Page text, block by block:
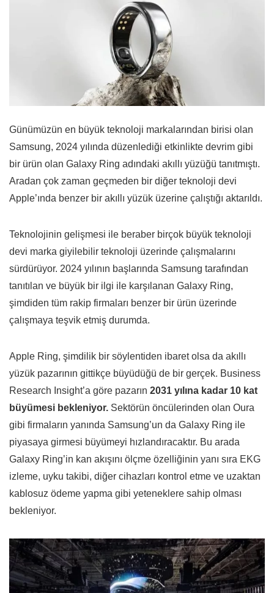
Günümüzün en büyük teknoloji markalarından birisi olan
Samsung, 2024 yılında düzenlediği etkinlikte devrim gibi
bir ürün olan Galaxy Ring adındaki akıllı yüzüğü tanıtmıştı.
Aradan çok zaman geçmeden bir diğer teknoloji devi
Apple’ında benzer bir akıllı yüzük üzerine çalıştığı aktarıldı.
Teknolojinin gelişmesi ile beraber birçok büyük teknoloji
devi marka giyilebilir teknoloji üzerinde çalışmalarını
sürdürüyor. 2024 yılının başlarında Samsung tarafından
tanıtılan ve büyük bir ilgi ile karşılanan Galaxy Ring,
şimdiden tüm rakip firmaları benzer bir ürün üzerinde
çalışmaya teşvik etmiş durumda.
Apple Ring, şimdilik bir söylentiden ibaret olsa da akıllı
yüzük pazarının gittikçe büyüdüğü de bir gerçek. Business
Research Insight’a göre pazarın 2031 yılına kadar 10 kat
büyümesi bekleniyor. Sektörün öncülerinden olan Oura
gibi firmaların yanında Samsung’un da Galaxy Ring ile
piyasaya girmesi büyümeyi hızlandıracaktır. Bu arada
Galaxy Ring’in kan akışını ölçme özelliğinin yanı sıra EKG
izleme, uyku takibi, diğer cihazları kontrol etme ve uzaktan
kablosuz ödeme yapma gibi yeteneklere sahip olması
bekleniyor.